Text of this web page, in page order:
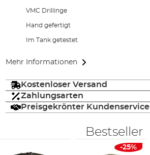
VMC Drillinge
Hand gefertigt
Im Tank getestet
Mehr Informationen
Kostenloser Versand
Zahlungsarten
Preisgekrönter Kundenservice
Bestseller
-25%